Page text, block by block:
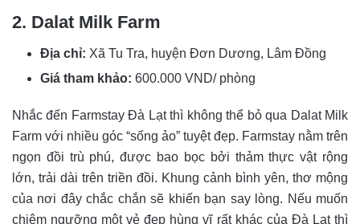
2. Dalat Milk Farm
Địa chỉ: Xã Tu Tra, huyện Đơn Dương, Lâm Đồng
Giá tham khảo: 600.000 VND/ phòng
Nhắc đến Farmstay Đà Lạt thì không thể bỏ qua Dalat Milk
Farm với nhiều góc “sống ảo” tuyệt đẹp. Farmstay nằm trên
ngọn đồi trù phú, được bao bọc bởi thảm thực vật rộng
lớn, trải dài trên triền đồi. Khung cảnh bình yên, thơ mộng
của nơi đây chắc chắn sẽ khiến bạn say lòng. Nếu muốn
chiêm ngưỡng một vẻ đẹp hùng vĩ rất khác của Đà Lạt thì